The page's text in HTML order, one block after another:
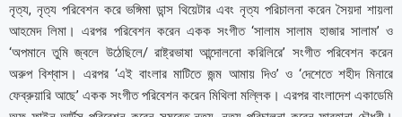
নৃত্য, নৃত্য পরিবেশন করে ভঙ্গিমা ডান্স থিয়েটার এবং নৃত্য পরিচালনা করেন সৈয়দা শায়লা
আহমেদ লিমা। এরপর পরিবেশন করেন একক সংগীত ‘সালাম সালাম হাজার সালাম’ ও
‘অপমানে তুমি জ্বলে উঠেছিলে/ রাষ্ট্রভাষা আন্দোলনো করিলিরে’ সংগীত পরিবেশন করেন
অরুপ বিশ্বাস। এরপর ‘এই বাংলার মাটিতে জন্ম আমায় দিও’ ও ‘দেশেতে শহীদ মিনারে
ফেব্রুয়ারি আছে’ একক সংগীত পরিবেশন করেন মিথিলা মল্লিক। এরপর বাংলাদেশ একাডেমি